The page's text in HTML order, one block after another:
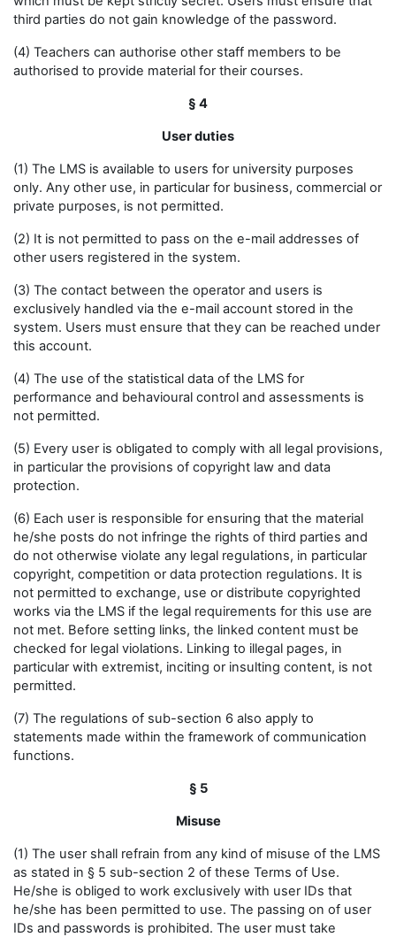
third parties do not gain knowledge of the password.
(4) Teachers can authorise other staff members to be
authorised to provide material for their courses.
§ 4
User duties
(1) The LMS is available to users for university purposes
only. Any other use, in particular for business, commercial or
private purposes, is not permitted.
(2) It is not permitted to pass on the e-mail addresses of
other users registered in the system.
(3) The contact between the operator and users is
exclusively handled via the e-mail account stored in the
system. Users must ensure that they can be reached under
this account.
(4) The use of the statistical data of the LMS for
performance and behavioural control and assessments is
not permitted.
(5) Every user is obligated to comply with all legal provisions,
in particular the provisions of copyright law and data
protection.
(6) Each user is responsible for ensuring that the material
he/she posts do not infringe the rights of third parties and
do not otherwise violate any legal regulations, in particular
copyright, competition or data protection regulations. It is
not permitted to exchange, use or distribute copyrighted
works via the LMS if the legal requirements for this use are
not met. Before setting links, the linked content must be
checked for legal violations. Linking to illegal pages, in
particular with extremist, inciting or insulting content, is not
permitted.
(7) The regulations of sub-section 6 also apply to
statements made within the framework of communication
functions.
§ 5
Misuse
(1) The user shall refrain from any kind of misuse of the LMS
as stated in § 5 sub-section 2 of these Terms of Use.
He/she is obliged to work exclusively with user IDs that
he/she has been permitted to use. The passing on of user
IDs and passwords is prohibited. The user must take